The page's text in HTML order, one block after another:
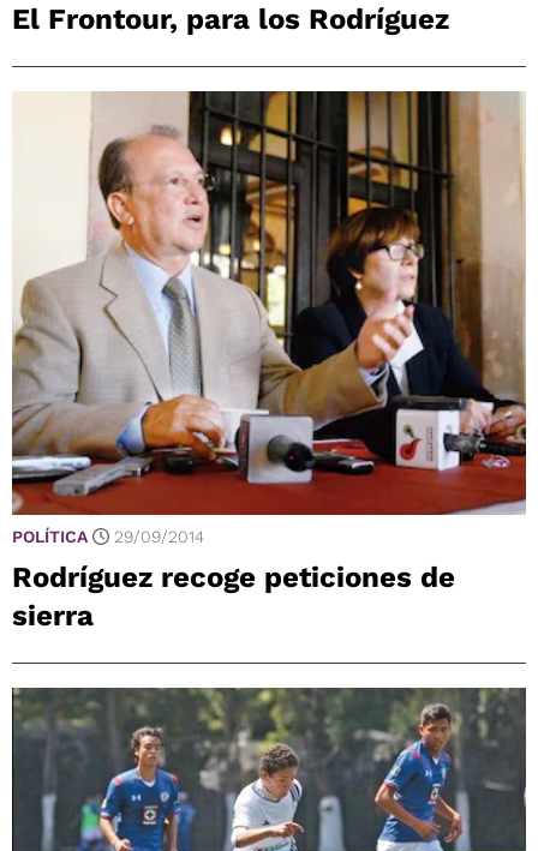
El Frontour, para los Rodríguez
POLÍTICA 29/09/2014
Rodríguez recoge peticiones de
sierra